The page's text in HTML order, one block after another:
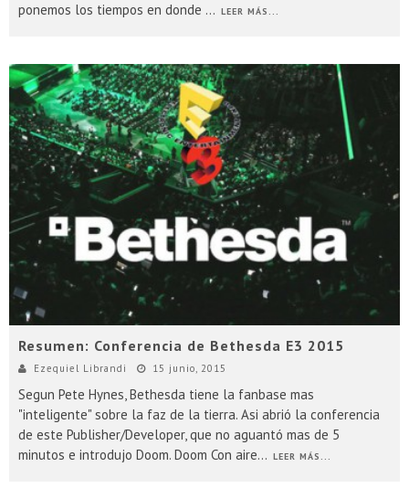
ponemos los tiempos en donde ... LEER MÁS...
Resumen: Conferencia de Bethesda E3 2015
Ezequiel Librandi 15 junio, 2015
Segun Pete Hynes, Bethesda tiene la fanbase mas
"inteligente" sobre la faz de la tierra. Asi abrió la conferencia
de este Publisher/Developer, que no aguantó mas de 5
minutos e introdujo Doom. Doom Con aire... LEER MÁS...